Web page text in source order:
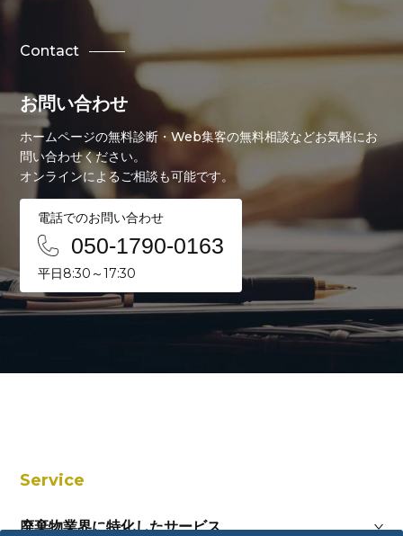
Contact
お問い合わせ
ホームページの無料診断・Web集客の無料相談などお気軽にお
問い合わせください。
オンラインによるご相談も可能です。
電話でのお問い合わせ
050-1790-0163
平日8:30～17:30
Service
廃棄物業界に特化したサービス